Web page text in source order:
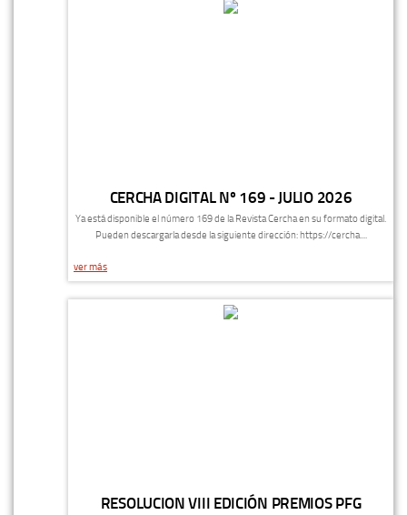
CERCHA DIGITAL Nº 169 - JULIO 2026
Ya está disponible el número 169 de la Revista Cercha en su formato digital.
Pueden descargarla desde la siguiente dirección: https://cercha....
ver más
RESOLUCION VIII EDICIÓN PREMIOS PFG